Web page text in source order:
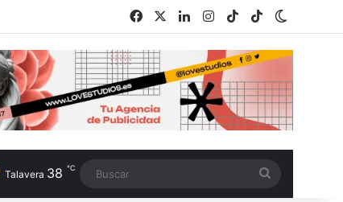
Facebook LinkedInInstagram
TikTokRSS
Talavera 38 ℃